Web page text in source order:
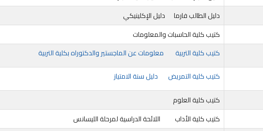
دليل الطالب فارما
دليل الإكلينيكي
كتيب كلية الحاسبات والمعلومات
كتيب كلية التربية
معلومات عن الماجستير والدكتوراه بكلية التربية
كتيب كلية التمريض
دليل سنة الامتياز
كتيب كلية العلوم
كتيب كلية الأداب
اللائحة الدراسية لمرحلة الليسانس